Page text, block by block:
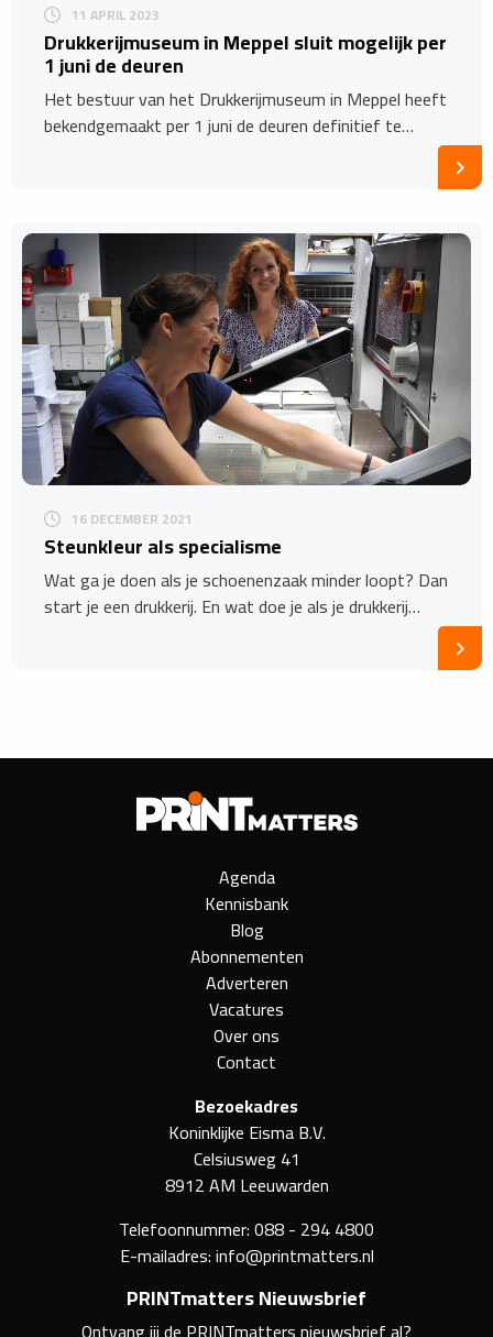
11 APRIL 2023
Drukkerijmuseum in Meppel sluit mogelijk per
1 juni de deuren
Het bestuur van het Drukkerijmuseum in Meppel heeft
bekendgemaakt per 1 juni de deuren definitief te…
16 DECEMBER 2021
Steunkleur als specialisme
Wat ga je doen als je schoenenzaak minder loopt? Dan
start je een drukkerij. En wat doe je als je drukkerij…
Agenda
Kennisbank
Blog
Abonnementen
Adverteren
Vacatures
Over ons
Contact
Bezoekadres
Koninklijke Eisma B.V.
Celsiusweg 41
8912 AM Leeuwarden
Telefoonnummer:088 - 294 4800
E-mailadres:info@printmatters.nl
PRINTmatters Nieuwsbrief